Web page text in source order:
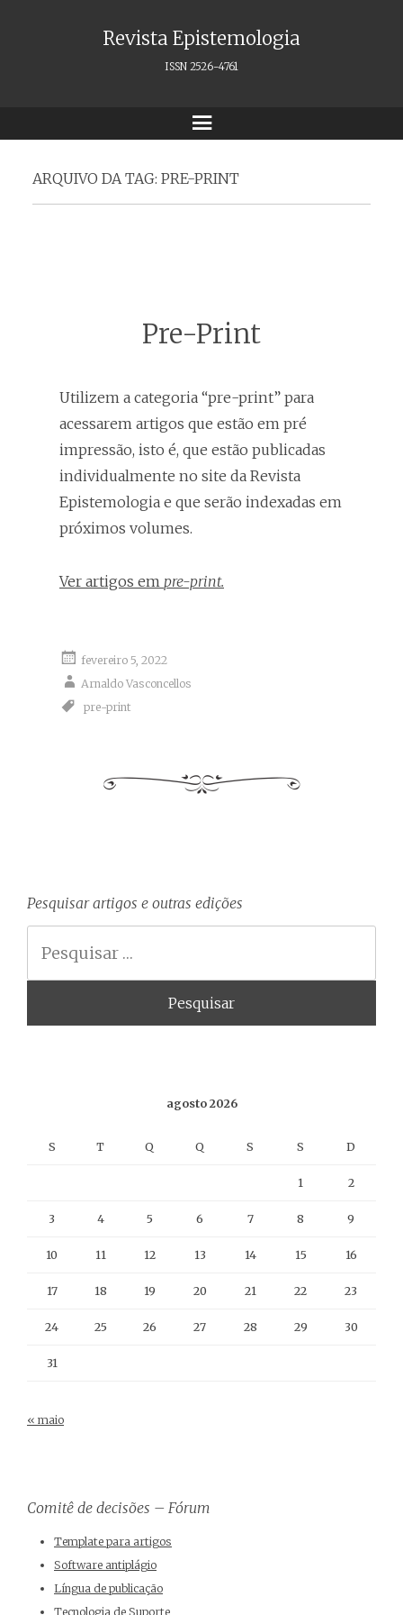
Revista Epistemologia
ISSN 2526-4761
Menu
ARQUIVO DA TAG: PRE-PRINT
Pre-Print
Utilizem a categoria “pre-print” para
acessarem artigos que estão em pré
impressão, isto é, que estão publicadas
individualmente no site da Revista
Epistemologia e que serão indexadas em
próximos volumes.
Ver artigos em pre-print.
fevereiro 5, 2022
Arnaldo Vasconcellos
pre-print
Pesquisar artigos e outras edições
agosto 2026
S T Q Q S S D
1 2
3 4 5 6 7 8 9
10 11 12 13 14 15 16
17 18 19 20 21 22 23
24 25 26 27 28 29 30
31
« maio
Comitê de decisões – Fórum
Template para artigos
Software antiplágio
Língua de publicação
Tecnologia de Suporte